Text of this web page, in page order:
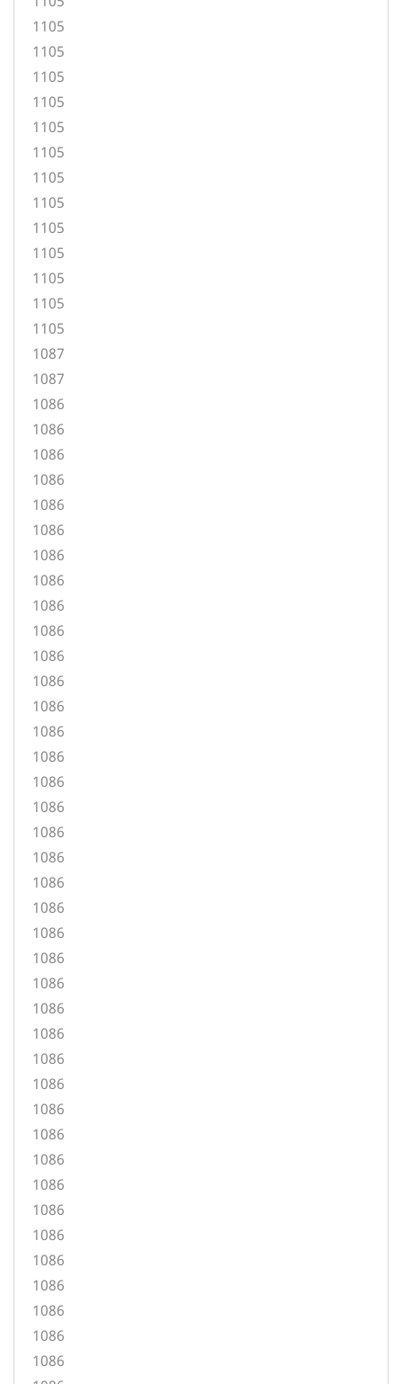
1105
1105
1105
1105
1105
1105
1105
1105
1105
1105
1105
1105
1105
1087
1087
1086
1086
1086
1086
1086
1086
1086
1086
1086
1086
1086
1086
1086
1086
1086
1086
1086
1086
1086
1086
1086
1086
1086
1086
1086
1086
1086
1086
1086
1086
1086
1086
1086
1086
1086
1086
1086
1086
1086